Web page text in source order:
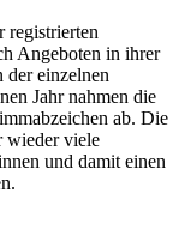
registrierten
Angeboten in ihrer
der einzelnen
Jahr nahmen die
ab. Die
wieder viele
und damit einen